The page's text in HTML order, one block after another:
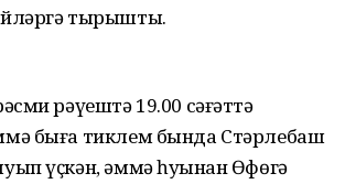
тырышты.
рәүештә 19.00 сәғәттә
быға тиклем бында Стәрлебаш
үҫкән, әммә һуңынан Өфөгә